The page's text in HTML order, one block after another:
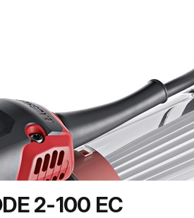
2-100 EC